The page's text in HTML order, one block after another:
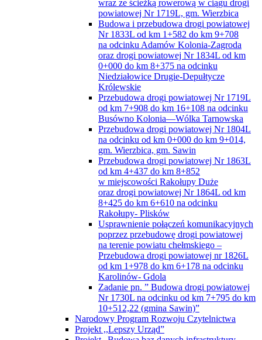
wraz ze ścieżką rowerową w ciągu drogi
powiatowej Nr 1719L, gm. Wierzbica
Budowa i przebudowa drogi powiatowej
Nr 1833L od km 1+582 do km 9+708
na odcinku Adamów Kolonia-Zagroda
oraz drogi powiatowej Nr 1834L od km
0+000 do km 8+375 na odcinku
Niedziałowice Drugie-Depułtycze
Królewskie
Przebudowa drogi powiatowej Nr 1719L
od km 7+908 do km 16+108 na odcinku
Busówno Kolonia—Wólka Tarnowska
Przebudowa drogi powiatowej Nr 1804L
na odcinku od km 0+000 do km 9+014,
gm. Wierzbica, gm. Sawin
Przebudowa drogi powiatowej Nr 1863L
od km 4+437 do km 8+852
w miejscowości Rakołupy Duże
oraz drogi powiatowej Nr 1864L od km
8+425 do km 6+610 na odcinku
Rakołupy- Plisków
Usprawnienie połączeń komunikacyjnych
poprzez przebudowę drogi powiatowej
na terenie powiatu chełmskiego –
Przebudowa drogi powiatowej nr 1826L
od km 1+978 do km 6+178 na odcinku
Karolinów- Gdola
Zadanie pn. ” Budowa drogi powiatowej
Nr 1730L na odcinku od km 7+795 do km
10+512,22 (gmina Sawin)”
Narodowy Program Rozwoju Czytelnictwa
Projekt ,,Lepszy Urząd”